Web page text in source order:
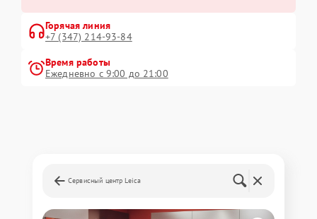
Горячая линия
+7 (347) 214-93-84
Время работы
Ежедневно с 9:00 до 21:00
Сервисный центр Leica